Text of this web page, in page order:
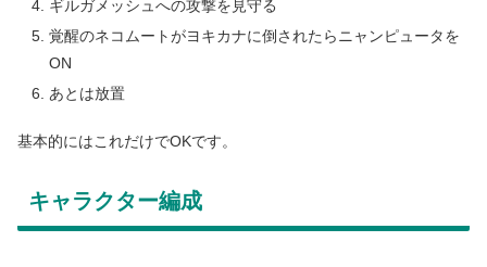
ギルガメッシュへの攻撃を見守る
覚醒のネコムートがヨキカナに倒されたらニャンピュータを
ON
あとは放置
基本的にはこれだけでOKです。
キャラクター編成